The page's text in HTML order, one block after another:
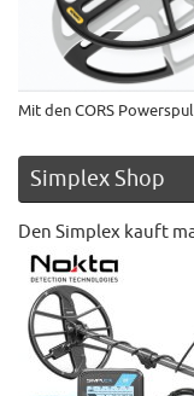
Mit den CORS
Simplex Shop
Den Simplex kauft